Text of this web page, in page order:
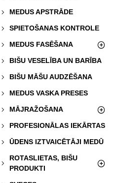
MEDUS APSTRĀDE
SPIETOŠANAS KONTROLE
MEDUS FASĒŠANA
BIŠU VESELĪBA UN BARĪBA
BIŠU MĀŠU AUDZĒŠANA
MEDUS VASKA PRESES
MĀJRAŽOŠANA
PROFESIONĀLAS IEKĀRTAS
ŪDENS IZTVAICĒTĀJI MEDŪ
ROTASLIETAS, BIŠU
PRODUKTI